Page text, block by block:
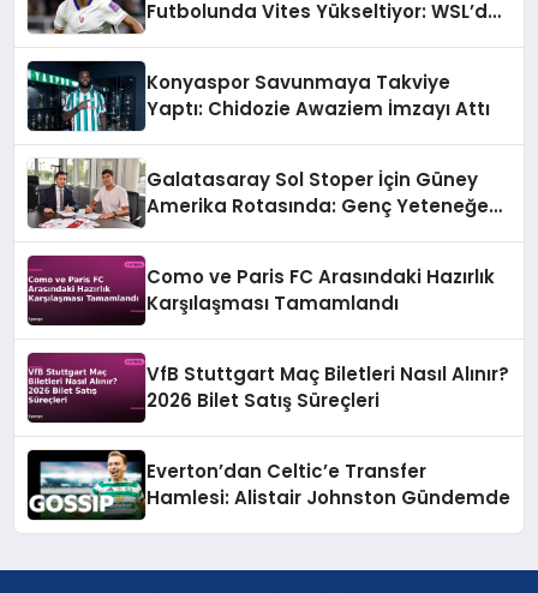
Futbolunda Vites Yükseltiyor: WSL’de
Konyaspor Savunmaya Takviye
Yaptı: Chidozie Awaziem İmzayı Attı
Galatasaray Sol Stoper İçin Güney
Amerika Rotasında: Genç Yeteneğe
Como ve Paris FC Arasındaki Hazırlık
Karşılaşması Tamamlandı
VfB Stuttgart Maç Biletleri Nasıl Alınır?
2026 Bilet Satış Süreçleri
Everton’dan Celtic’e Transfer
Hamlesi: Alistair Johnston Gündemde